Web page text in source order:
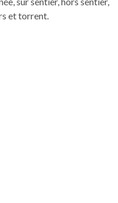
et torrent.